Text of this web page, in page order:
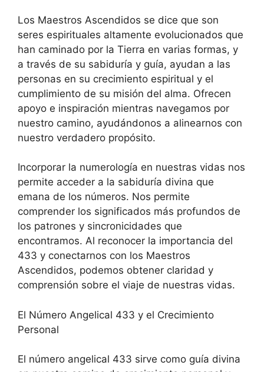
Los Maestros Ascendidos se dice que son
seres espirituales altamente evolucionados que
han caminado por la Tierra en varias formas, y
a través de su sabiduría y guía, ayudan a las
personas en su crecimiento espiritual y el
cumplimiento de su misión del alma. Ofrecen
apoyo e inspiración mientras navegamos por
nuestro camino, ayudándonos a alinearnos con
nuestro verdadero propósito.
Incorporar la numerología en nuestras vidas nos
permite acceder a la sabiduría divina que
emana de los números. Nos permite
comprender los significados más profundos de
los patrones y sincronicidades que
encontramos. Al reconocer la importancia del
433 y conectarnos con los Maestros
Ascendidos, podemos obtener claridad y
comprensión sobre el viaje de nuestras vidas.
El Número Angelical 433 y el Crecimiento
Personal
El número angelical 433 sirve como guía divina